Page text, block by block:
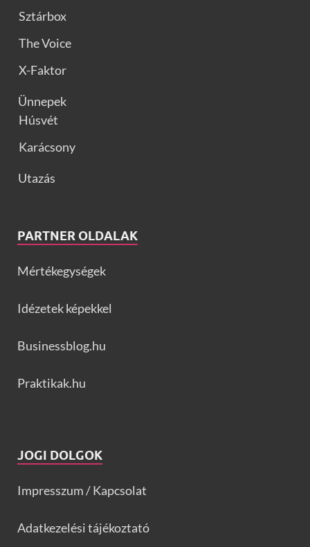
Sztárbox
The Voice
X-Faktor
Ünnepek
Húsvét
Karácsony
Utazás
PARTNER OLDALAK
Mértékegységek
Idézetek képekkel
Businessblog.hu
Praktikak.hu
JOGI DOLGOK
Impresszum / Kapcsolat
Adatkezelési tájékoztató